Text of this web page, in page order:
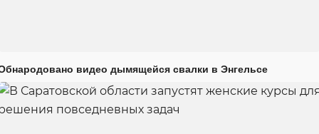
видео дымящейся свалки в Энгельсе